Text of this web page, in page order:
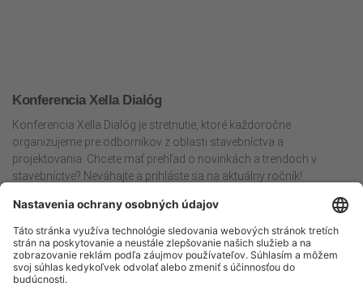
Konferencia Xella Dialóg
Konferencia Xella Dialóg je stretnutie, ktoré každoročne
organizujeme pre odborníkov z oblasti stavebníctva a
projektovania. Chcete mať prehľad o novinkách a trendoch v
stavebníctve? Neváhajte a prihláste sa na aktuálny ročník!
0800 118 583
ytonglinka.sk@xella.com